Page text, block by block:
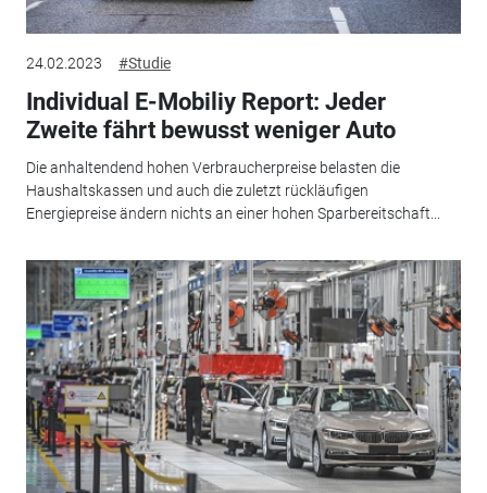
24.02.2023 #Studie
Individual E-Mobiliy Report: Jeder
Zweite fährt bewusst weniger Auto
Die anhaltendend hohen Verbraucherpreise belasten die
Haushaltskassen und auch die zuletzt rückläufigen
Energiepreise ändern nichts an einer hohen Sparbereitschaft...